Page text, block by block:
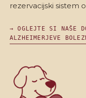
rezervacijski sistem
→ OGLEJTE SI NAŠE
ALZHEIMERJEVE